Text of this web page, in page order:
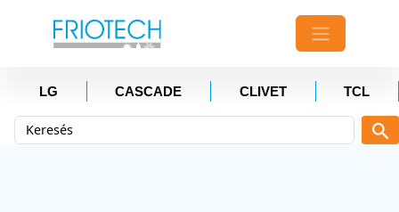
LG CASCADE CLIVET TCL